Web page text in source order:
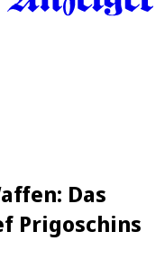
Das
Prigoschins